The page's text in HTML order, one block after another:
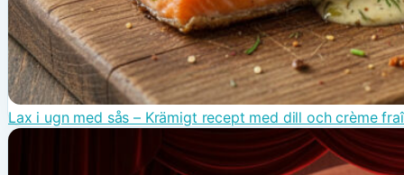
Lax i ugn med sås – Krämigt recept med dill och crème